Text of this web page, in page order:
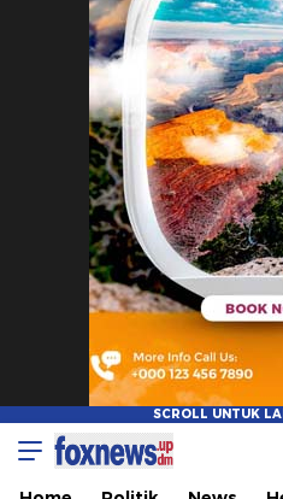
Foxnews
Informasi Tanpa